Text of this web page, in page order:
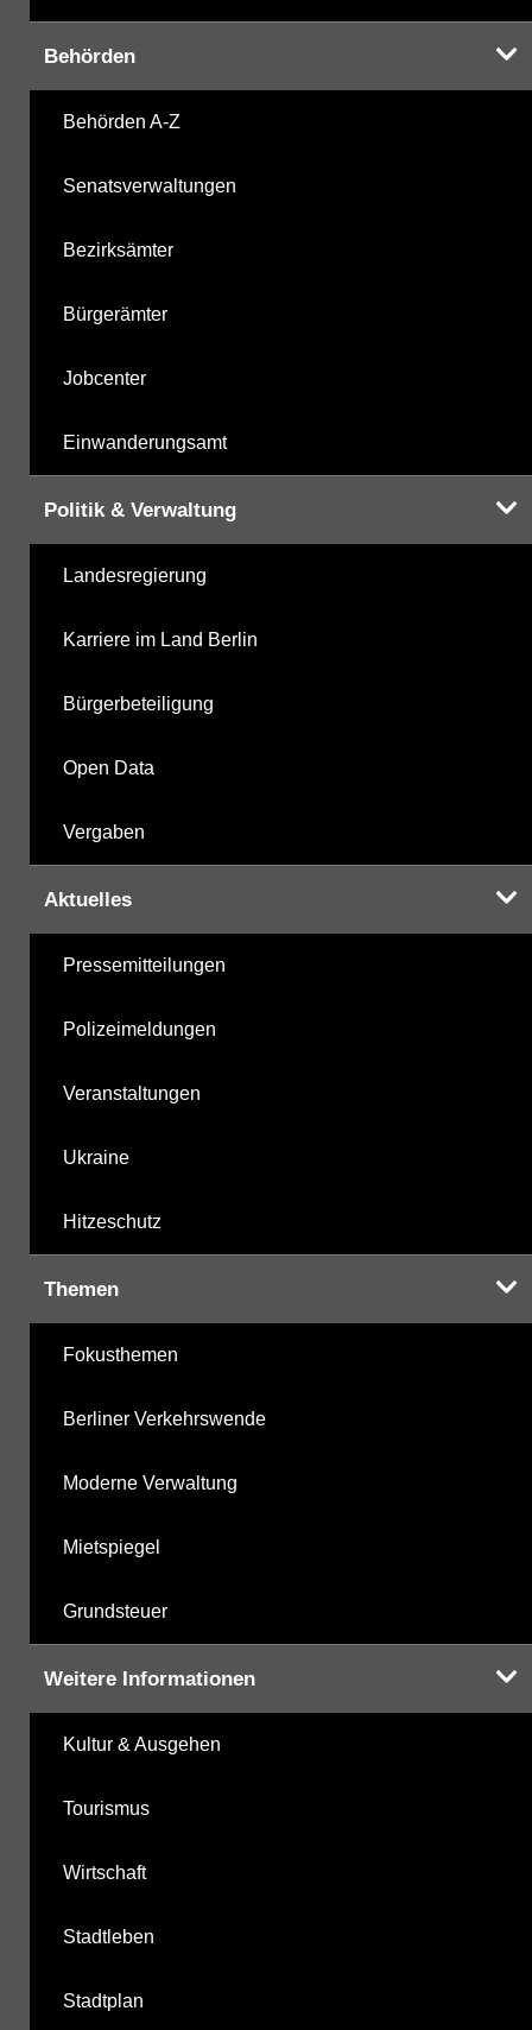
Behörden
Behörden A-Z
Senatsverwaltungen
Bezirksämter
Bürgerämter
Jobcenter
Einwanderungsamt
Politik & Verwaltung
Landesregierung
Karriere im Land Berlin
Bürgerbeteiligung
Open Data
Vergaben
Aktuelles
Pressemitteilungen
Polizeimeldungen
Veranstaltungen
Ukraine
Hitzeschutz
Themen
Fokusthemen
Berliner Verkehrswende
Moderne Verwaltung
Mietspiegel
Grundsteuer
Weitere Informationen
Kultur & Ausgehen
Tourismus
Wirtschaft
Stadtleben
Stadtplan